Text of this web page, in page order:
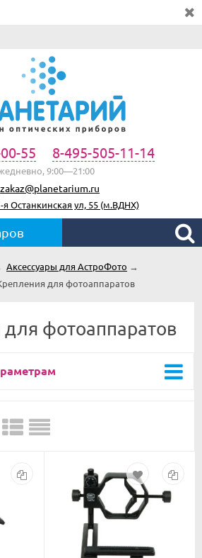
55 8-495-505-11-14
9:00—21:00
zakaz@planetarium.ru
я Останкинская ул, 55 (м.ВДНХ)
Аксессуары для АстроФото →
для фотоаппаратов
фотоаппаратов